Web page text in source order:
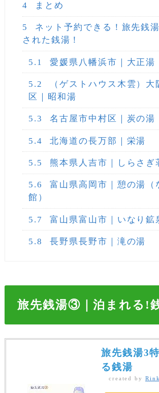
4 まとめ
5
ネット予約できる！旅先銭
された銭湯！
5.1 愛媛県八幡浜市｜大正湯
5.2
（ゲストハウス木雲）大
区｜昭和湯
5.3 名古屋市中村区｜炭の湯
5.4 北海道の長万部｜栄湯
5.5 熊本県人吉市｜しらさぎ
5.6
富山県高岡市｜憩の湯（
館）
5.7 富山県富山市｜いなり鉱
5.8 長野県長野市｜滝の湯
旅先銭湯③｜泊まれる!
旅先銭湯3
る銭湯
created by